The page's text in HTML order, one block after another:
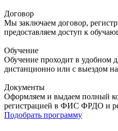
Договор
Мы заключаем договор,
предоставляем доступ к
Обучение
Обучение проходит в удобном
дистанционно или с выездом
Документы
Оформляем и выдаем полный
регистрацией в ФИС ФРДО и
Подобрать программу